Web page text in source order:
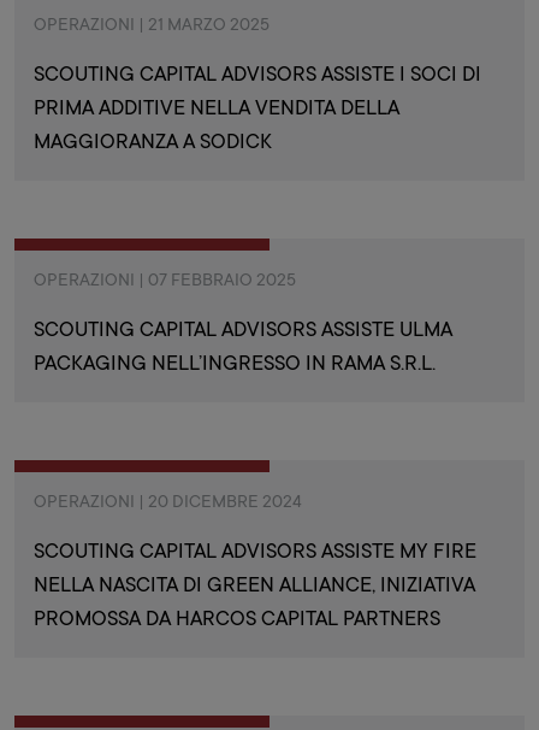
OPERAZIONI | 21 MARZO 2025
SCOUTING CAPITAL ADVISORS ASSISTE I SOCI DI
PRIMA ADDITIVE NELLA VENDITA DELLA
MAGGIORANZA A SODICK
OPERAZIONI | 07 FEBBRAIO 2025
SCOUTING CAPITAL ADVISORS ASSISTE ULMA
PACKAGING NELL’INGRESSO IN RAMA S.R.L.
OPERAZIONI | 20 DICEMBRE 2024
SCOUTING CAPITAL ADVISORS ASSISTE MY FIRE
NELLA NASCITA DI GREEN ALLIANCE, INIZIATIVA
PROMOSSA DA HARCOS CAPITAL PARTNERS